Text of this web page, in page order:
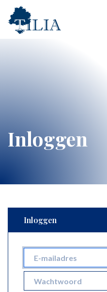
Inloggen
Inloggen